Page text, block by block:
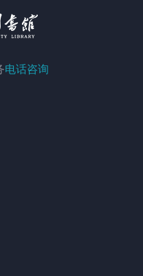
电话咨询